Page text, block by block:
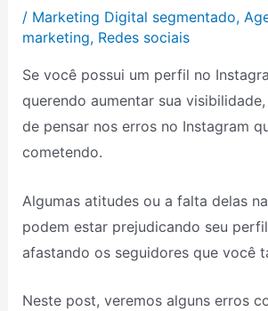
/ Marketing Digital segmentado,
marketing, Redes sociais
Se você possui um perfil no
querendo aumentar sua
de pensar nos erros no Instagram
cometendo.
Algumas atitudes ou a falta delas na
podem estar prejudicando seu
afastando os seguidores que você
Neste post, veremos alguns erros